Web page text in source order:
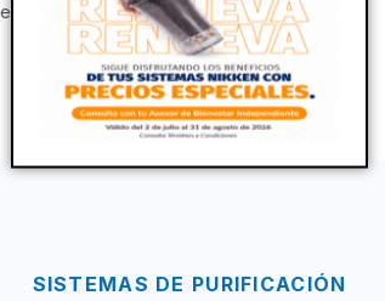
experiencia
SISTEMAS DE PURIFICACIÓN